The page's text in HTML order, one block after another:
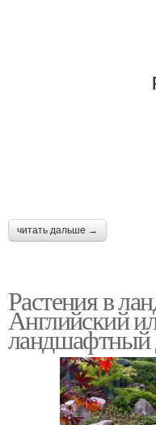
читать дальше →
Растения в
Английский
ландшафтный